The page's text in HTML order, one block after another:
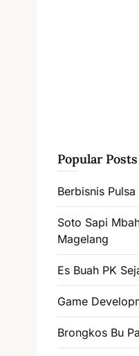
Popular Posts
Berbisnis
Soto Sapi
Magelang
Es Buah PK
Game
Brongkos Bu